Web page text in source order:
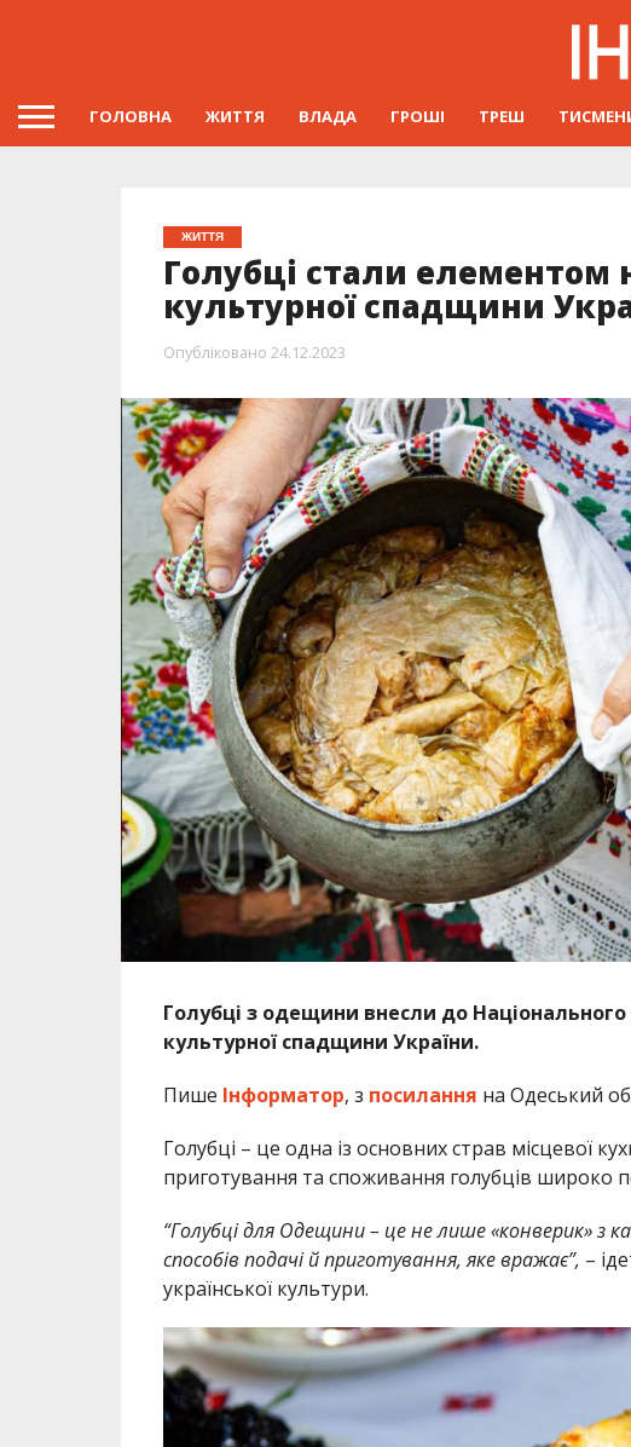
ГОЛОВНА ЖИТТЯ ВЛАДА ГРОШІ ТРЕШ
ЖИТТЯ
Голубці стали елементом
культурної спадщини
Опубліковано 24.12.2023
Голубці з одещини внесли до
культурної спадщини України.
Пише Інформатор, з посилання на Одеський
Голубці – це одна із основних страв місцевої
приготування та споживання голубців широко
“Голубці для Одещини – це не лише «конверик» з
способів подачі й приготування, яке вражає”, –
української культури.